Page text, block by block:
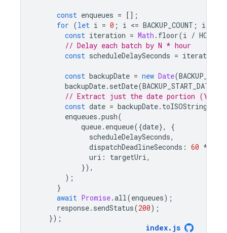
const enqueues = [];
for (let i = 0 ; i <= BACKUP_COUNT ; i
const iteration = Math . floor(i /
// Delay each batch by N * hour
const scheduleDelaySeconds = iteration
const backupDate = new Date(
backupDate. setDate(BACKUP_START_DATE
// Extract just the date portion (YYYY-
const date = backupDate. toISOString
enqueues .push(
queue. enqueue({date},
{
scheduleDelaySeconds,
dispatchDeadlineSeconds : 60 *
uri : targetUri,
}),
);
}
await Promise.all(enqueues);
response. sendStatus(200);
});
index. js